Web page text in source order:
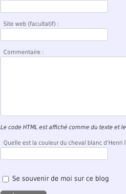
Site web (facultatif) :
Commentaire :
Le code HTML est affiché comme du texte et
Quelle est la couleur du cheval blanc d'Henri
Se souvenir de moi sur ce blog